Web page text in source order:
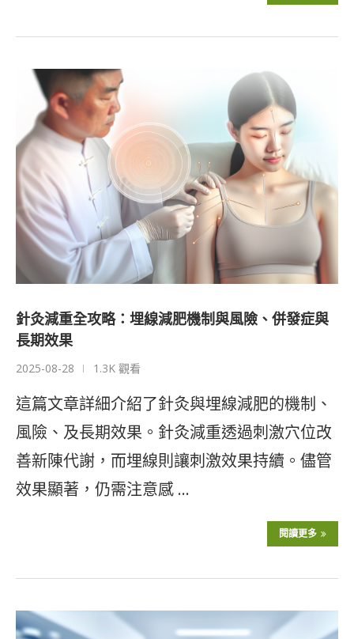
針灸減重全攻略：埋線減肥機制與風險、併發症與
長期效果
2025-08-28 1.3K 觀看
這篇文章詳細介紹了針灸與埋線減肥的機制、
風險、及長期效果。針灸減重透過刺激穴位改
善新陳代謝，而埋線則讓刺激效果持續。儘管
效果顯著，仍需注意感 …
閱讀更多